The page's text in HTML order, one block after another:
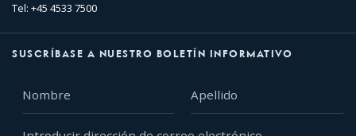
Tel: +45 4533 7500
SUSCRÍBASE A NUESTRO BOLETÍN INFORMATIVO